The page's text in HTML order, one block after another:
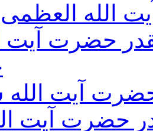
الله
حضرت آيت
حضرت آيت
حضرت آيت